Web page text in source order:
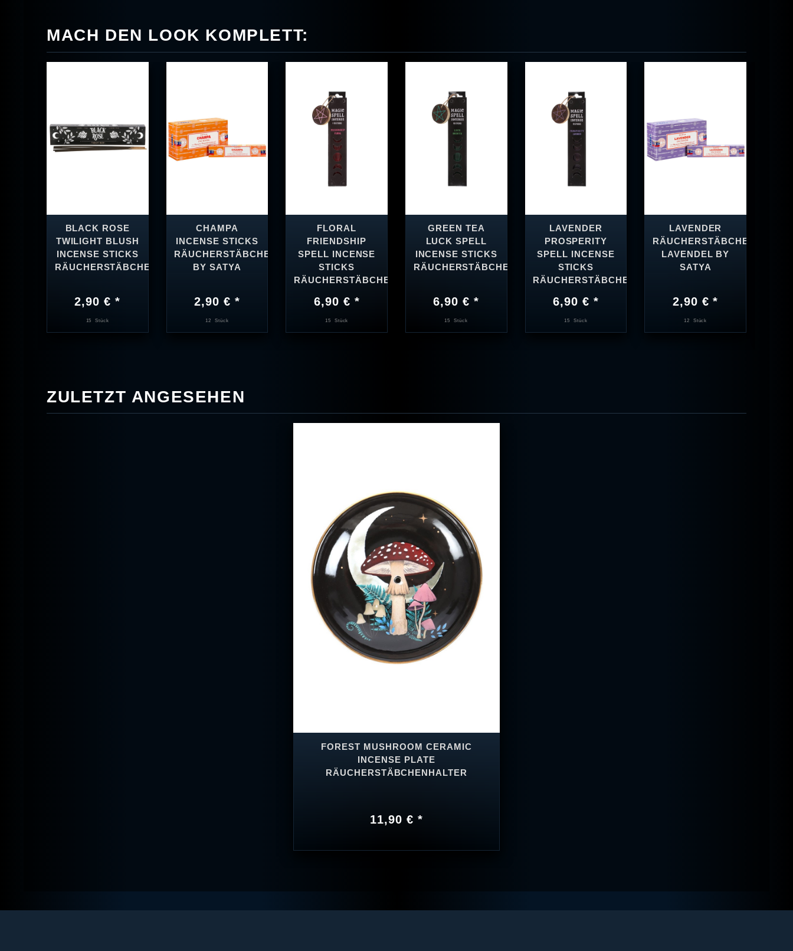
MACH DEN LOOK KOMPLETT:
BLACK ROSE
TWILIGHT BLUSH
INCENSE STICKS
RÄUCHERSTÄBCHEN
2,90 € *
15 Stück
CHAMPA
INCENSE STICKS
RÄUCHERSTÄBCHEN
BY SATYA
2,90 € *
12 Stück
FLORAL
FRIENDSHIP
SPELL INCENSE
STICKS
RÄUCHERSTÄBCHEN
6,90 € *
15 Stück
GREEN TEA
LUCK SPELL
INCENSE STICKS
RÄUCHERSTÄBCHEN
6,90 € *
15 Stück
LAVENDER
PROSPERITY
SPELL INCENSE
STICKS
RÄUCHERSTÄBCHEN
6,90 € *
15 Stück
LAVENDER
RÄUCHERSTÄBCHEN
LAVENDEL BY
SATYA
2,90 € *
12 Stück
ZULETZT ANGESEHEN
FOREST MUSHROOM CERAMIC
INCENSE PLATE
RÄUCHERSTÄBCHENHALTER
11,90 € *